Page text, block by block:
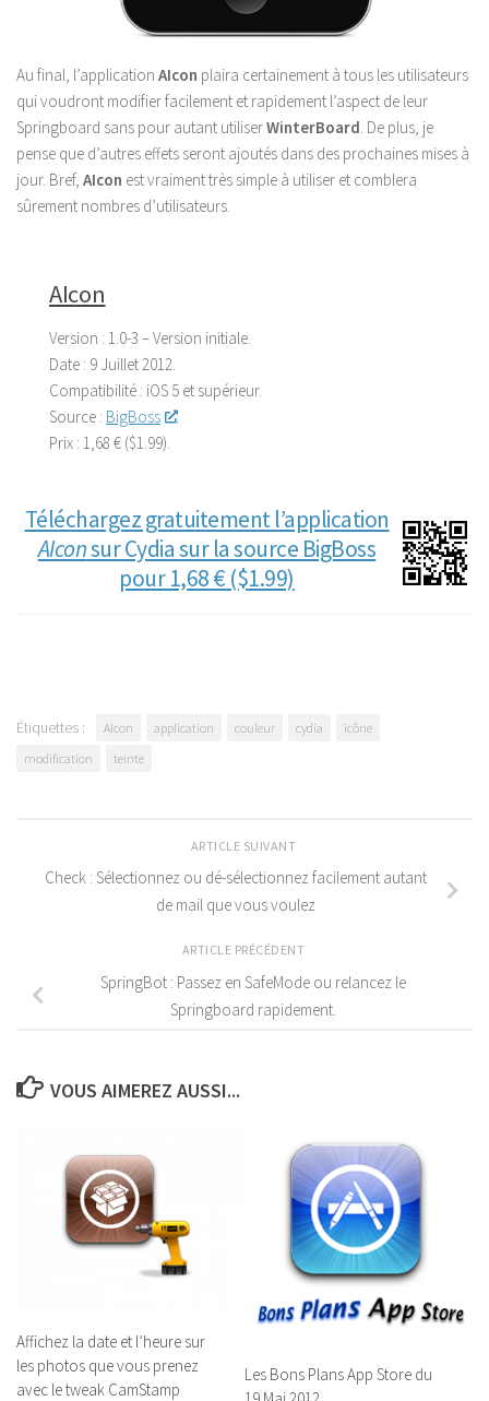
Au final, l’application AIcon plaira certainement à tous les utilisateurs
qui voudront modifier facilement et rapidement l’aspect de leur
Springboard sans pour autant utiliserWinterBoard. De plus, je
pense que d’autres effets seront ajoutés dans des prochaines mises à
jour. Bref, AIcon est vraiment très simple à utiliser et comblera
sûrement nombres d’utilisateurs.
AIcon
Version : 1.0-3 – Version initiale.
Date : 9 Juillet 2012.
Compatibilité : iOS 5 et supérieur.
Source : BigBoss
.
Prix : 1,68 € ($1.99).
Téléchargez gratuitement l’application
AIconsur Cydia sur la source BigBoss
pour 1,68 € ($1.99)
Étiquettes : AIcon application couleur cydia
icône
modification
teinte
ARTICLE SUIVANT
Check : Sélectionnez ou dé-sélectionnez facilement autant
de mail que vous voulez
ARTICLE PRÉCÉDENT
SpringBot : Passez en SafeMode ou relancez le
Springboard rapidement.
VOUS AIMEREZ AUSSI...
Affichez la date et l’heure sur
les photos que vous prenez
avec le tweak CamStamp
Les Bons Plans App Store du